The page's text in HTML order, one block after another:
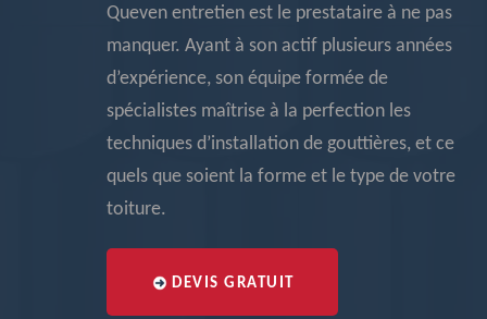
Queven entretien est le prestataire à ne pas
manquer. Ayant à son actif plusieurs années
d’expérience, son équipe formée de
spécialistes maîtrise à la perfection les
techniques d’installation de gouttières, et ce
quels que soient la forme et le type de votre
toiture.
DEVIS GRATUIT